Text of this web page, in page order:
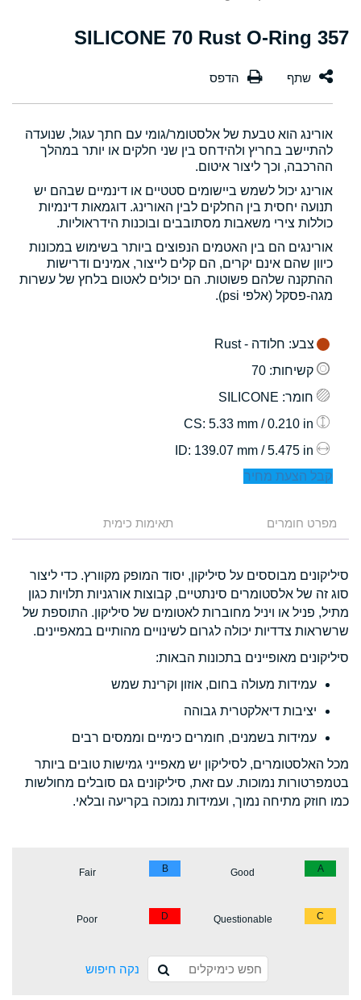
357 SILICONE 70 Rust O-Ring
אורינג הוא טבעת של אלסטומר/גומי עם חתך עגול, שנועדה
להתיישב בחריץ ולהידחס בין שני חלקים או יותר במהלך
ההרכבה, וכך ליצור איטום.
אורינג יכול לשמש ביישומים סטטיים או דינמיים שבהם יש
תנועה יחסית בין החלקים לבין האורינג. דוגמאות דינמיות
כוללות צירי משאבות מסתובבים ובוכנות הידראוליות.
אורינגים הם בין האטמים הנפוצים ביותר בשימוש במכונות
כיוון שהם אינם יקרים, הם קלים לייצור, אמינים ודרישות
ההתקנה שלהם פשוטות. הם יכולים לאטום בלחץ של עשרות
מגה-פסקל (אלפי psi).
צבע: חלודה - Rust
קשיחות: 70
חומר: SILICONE
: 5.33 mm / 0.210 in
: 139.07 mm / 5.475 in
קבל הצעת מחיר
מפרט חומרים תאימות כימית
סיליקונים מבוססים על סיליקון, יסוד המופק מקוורץ. כדי ליצור
סוג זה של אלסטומרים סינתטיים, קבוצות אורגניות תלויות כגון
מתיל, פניל או ויניל מחוברות לאטומים של סיליקון. התוספת של
שרשראות צדדיות יכולה לגרום לשינויים מהותיים במאפיינים.
סיליקונים מאופיינים בתכונות הבאות:
עמידות מעולה בחום, אוזון וקרינת שמש
יציבות דיאלקטרית גבוהה
עמידות בשמנים, חומרים כימיים וממסים רבים
מכל האלסטומרים, לסיליקון יש מאפייני גמישות טובים ביותר
בטמפרטורות נמוכות. עם זאת, סיליקונים גם סובלים מחולשות
כמו חוזק מתיחה נמוך, ועמידות נמוכה בקריעה ובלאי.
A
Good
B
Fair
C
Questionable
D
Poor
נקה חיפוש